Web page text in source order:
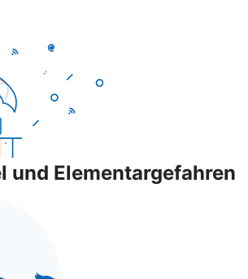
und Elementargefahren